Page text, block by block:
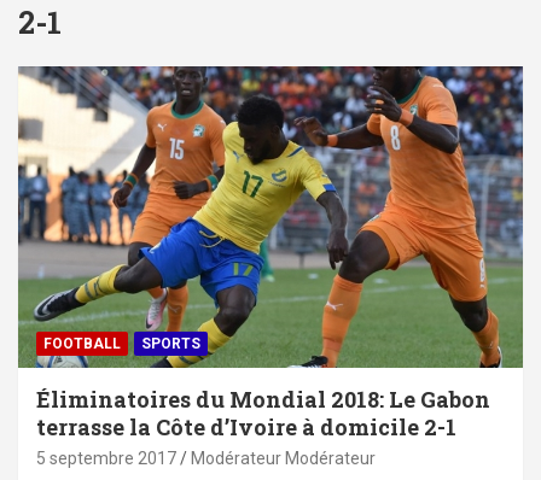
2-1
FOOTBALL SPORTS
Éliminatoires du Mondial 2018: Le Gabon
terrasse la Côte d’Ivoire à domicile 2-1
5 septembre 2017 Modérateur Modérateur